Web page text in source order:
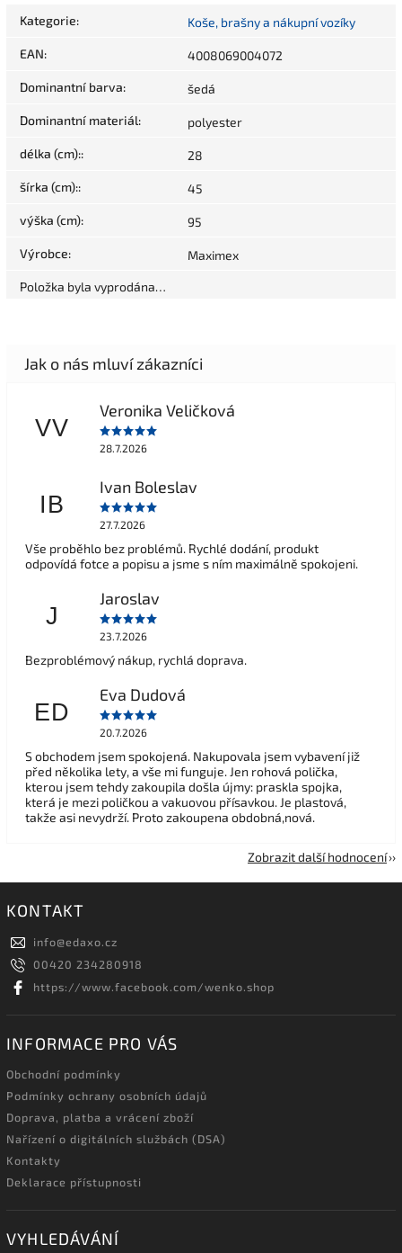
Kategorie: Koše, brašny a nákupní vozíky
EAN: 4008069004072
Dominantní barva: šedá
Dominantní materiál: polyester
délka (cm):: 28
šírka (cm):: 45
výška (cm): 95
Výrobce: Maximex
Položka byla vyprodána…
VV
Veronika Veličková
28.7.2026
IB
Ivan Boleslav
27.7.2026
Vše proběhlo bez problémů. Rychlé dodání, produkt
odpovídá fotce a popisu a jsme s ním maximálně spokojeni.
J
Jaroslav
23.7.2026
Bezproblémový nákup, rychlá doprava.
ED
Eva Dudová
20.7.2026
S obchodem jsem spokojená. Nakupovala jsem vybavení již
před několika lety, a vše mi funguje. Jen rohová polička,
kterou jsem tehdy zakoupila došla újmy: praskla spojka,
která je mezi poličkou a vakuovou přísavkou. Je plastová,
takže asi nevydrží. Proto zakoupena obdobná,nová.
Zobrazit další hodnocení
KONTAKT
info@edaxo.cz
00420 234280918
https://www.facebook.com/wenko.shop
INFORMACE PRO VÁS
Obchodní podmínky
Podmínky ochrany osobních údajů
Doprava, platba a vrácení zboží
Nařízení o digitálních službách (DSA)
Kontakty
Deklarace přístupnosti
VYHLEDÁVÁNÍ